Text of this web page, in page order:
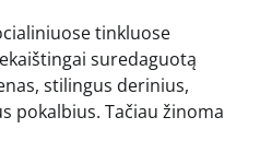
tinkluose
suredaguotą
stilingus derinius,
pokalbius. Tačiau žinoma